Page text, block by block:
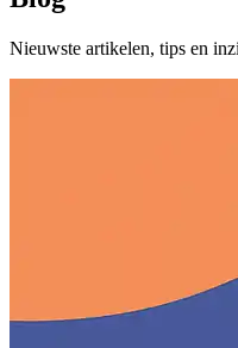
Nieuwste artikelen, tips en